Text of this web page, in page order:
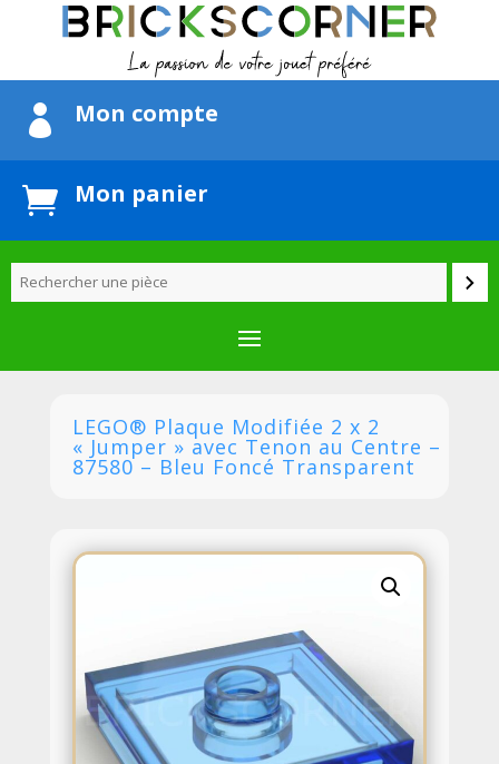
 Mon compte
 Mon panier
LEGO® Plaque Modifiée 2 x 2
« Jumper » avec Tenon au Centre –
87580 – Bleu Foncé Transparent